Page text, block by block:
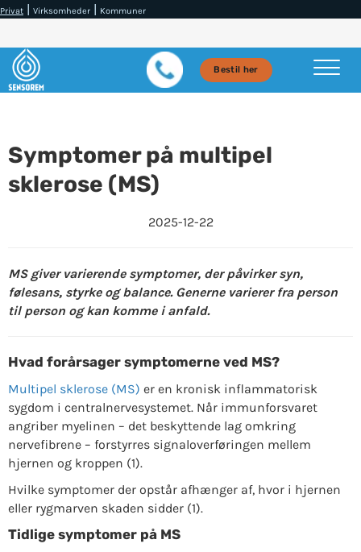
Privat | Virksomheder | Kommuner
Bestil her
Symptomer på multipel
sklerose (MS)
2025-12-22
MS giver varierende symptomer, der påvirker syn,
følesans, styrke og balance. Generne varierer fra person
til person og kan komme i anfald.
Hvad forårsager symptomerne ved MS?
Multipel sklerose (MS) er en kronisk inflammatorisk
sygdom i centralnervesystemet. Når immunforsvaret
angriber myelinen – det beskyttende lag omkring
nervefibrene – forstyrres signaloverføringen mellem
hjernen og kroppen (1).
Hvilke symptomer der opstår afhænger af, hvor i hjernen
eller rygmarven skaden sidder (1).
Tidlige symptomer på MS